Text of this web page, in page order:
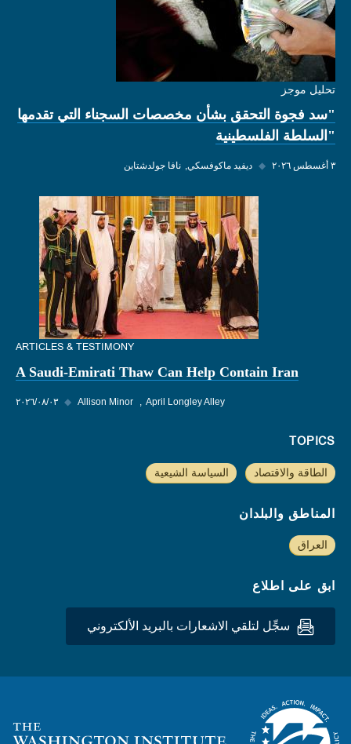
تحليل موجز
"سد فجوة التحقق بشأن مخصصات السجناء التي تقدمها
"السلطة الفلسطينية
٣ أغسطس ٢٠٢٦ ◆ ديفيد ماكوفسكي نافا جولدشتاين
ARTICLES & TESTIMONY
A Saudi-Emirati Thaw Can Help Contain Iran
٠٣‏/٠٨‏/٢٠٢٦ ◆ Allison Minor April Longley Alley
TOPICS
الطاقة والاقتصاد السياسة الشيعية
المناطق والبلدان
العراق
ابق على اطلاع
سجِّل لتلقي الاشعارات بالبريد الألكتروني